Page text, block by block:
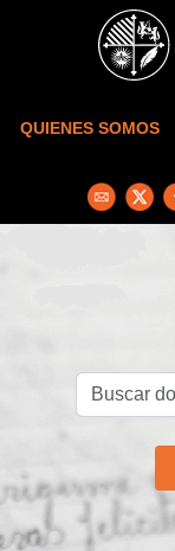
Skip to main content
QUIENES SOMOS